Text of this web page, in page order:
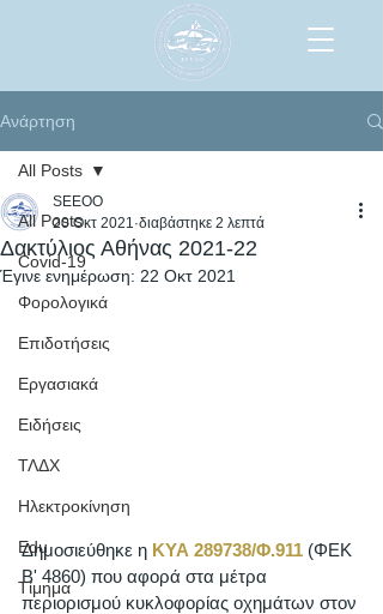
Ανάρτηση
All Posts
Covid-19
Φορολογικά
Επιδοτήσεις
Εργασιακά
Ειδήσεις
ΤΛΔΧ
Ηλεκτροκίνηση
Edu
Τίμημα
All Posts
Δακτύλιος Αθήνας 2021-22
SEEOO
20 Οκτ 2021 διαβάστηκε 2 λεπτά
Έγινε ενημέρωση: 22 Οκτ 2021
Δημοσιεύθηκε η ΚΥΑ 289738/Φ.911 (ΦΕΚ
Β' 4860) που αφορά στα μέτρα
περιορισμού κυκλοφορίας οχημάτων στον